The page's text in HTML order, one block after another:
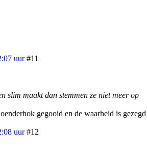
uur #11
slim maakt dan stemmen ze niet meer op
gegooid en de waarheid is gezegd
uur #12